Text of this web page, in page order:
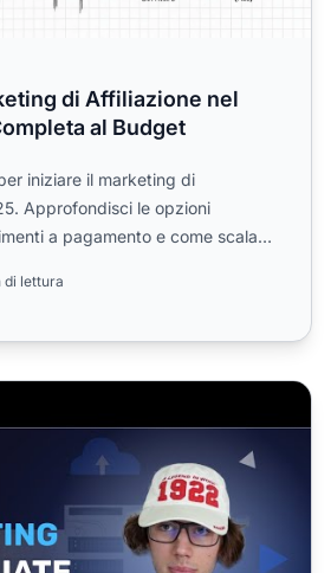
di Affiliazione nel
al Budget
iniziare il marketing di
Approfondisci le opzioni
a pagamento e come scalare
di lettura
di Affiliazione